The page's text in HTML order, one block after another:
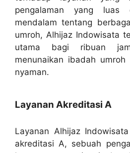
pengalaman yang luas
mendalam tentang
umroh, Alhijaz Indowisata
utama bagi ribuan
menunaikan ibadah
nyaman.
Layanan Akreditasi A
Layanan Alhijaz
akreditasi A, sebuah